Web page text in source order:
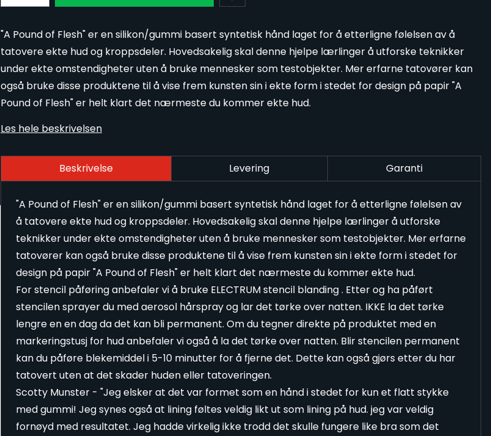
"A Pound of Flesh" er en silikon/gummi basert syntetisk hånd laget for å etterligne følelsen av å
tatovere ekte hud og kroppsdeler. Hovedsakelig skal denne hjelpe lærlinger å utforske teknikker
under ekte omstendigheter uten å bruke mennesker som testobjekter. Mer erfarne tatovører kan
også bruke disse produktene til å vise frem kunsten sin i ekte form i stedet for design på papir "A
Pound of Flesh" er helt klart det nærmeste du kommer ekte hud.
Les hele beskrivelsen
Beskrivelse Levering Garanti
"A Pound of Flesh" er en silikon/gummi basert syntetisk hånd laget for å etterligne følelsen av
å tatovere ekte hud og kroppsdeler. Hovedsakelig skal denne hjelpe lærlinger å utforske
teknikker under ekte omstendigheter uten å bruke mennesker som testobjekter. Mer erfarne
tatovører kan også bruke disse produktene til å vise frem kunsten sin i ekte form i stedet for
design på papir "A Pound of Flesh" er helt klart det nærmeste du kommer ekte hud.
For stencil påføring anbefaler vi å bruke ELECTRUM stencil blanding . Etter og ha påført
stencilen sprayer du med aerosol hårspray og lar det tørke over natten. IKKE la det tørke
lengre en en dag da det kan bli permanent. Om du tegner direkte på produktet med en
markeringstusj for hud anbefaler vi også å la det tørke over natten. Blir stencilen permanent
kan du påføre blekemiddel i 5-10 minutter for å fjerne det. Dette kan også gjørs etter du har
tatovert uten at det skader huden eller tatoveringen.
Scotty Munster - "Jeg elsker at det var formet som en hånd i stedet for kun et flatt stykke
med gummi! Jeg synes også at lining føltes veldig likt ut som lining på hud. jeg var veldig
fornøyd med resultatet. Jeg hadde virkelig ikke trodd det skulle fungere like bra som det